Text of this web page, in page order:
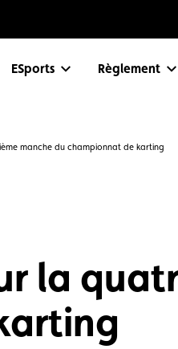
eSports Règlement
manche du championnat de karting
la